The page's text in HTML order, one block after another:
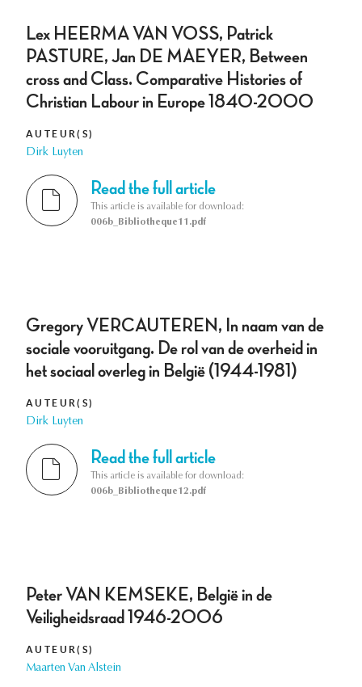
Lex HEERMA VAN VOSS, Patrick
PASTURE, Jan DE MAEYER, Between
cross and Class. Comparative Histories of
Christian Labour in Europe 1840-2000
AUTEUR(S)
Dirk Luyten
Read the full article
This article is available for download:
006b_Bibliotheque11.pdf
Gregory VERCAUTEREN, In naam van de
sociale vooruitgang. De rol van de overheid in
het sociaal overleg in België (1944-1981)
AUTEUR(S)
Dirk Luyten
Read the full article
This article is available for download:
006b_Bibliotheque12.pdf
Peter VAN KEMSEKE, België in de
Veiligheidsraad 1946-2006
AUTEUR(S)
Maarten Van Alstein